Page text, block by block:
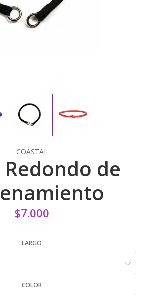
COASTAL
de
$7.000
LARGO
COLOR